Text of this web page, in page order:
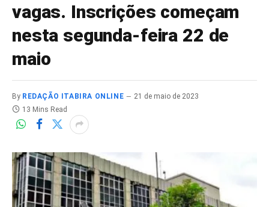
vagas. Inscrições começam
nesta segunda-feira 22 de
maio
By REDAÇÃO ITABIRA ONLINE
21 de maio de 2023
13 Mins Read